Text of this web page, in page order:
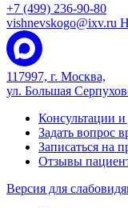
+7 (499) 236-90-80
vishnevskogo@ixv.ru
117997, г. Москва,
ул. Большая
Консультации и
Задать вопрос
Записаться на
Отзывы
Версия для